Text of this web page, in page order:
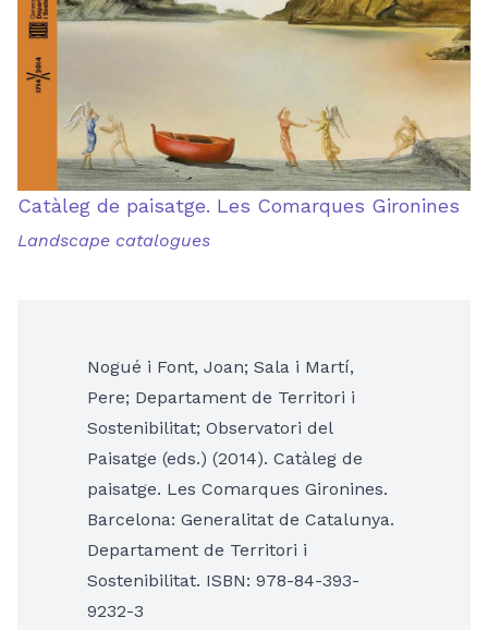
Catàleg de paisatge. Les Comarques Gironines
Landscape catalogues
Nogué i Font, Joan; Sala i Martí,
Pere; Departament de Territori i
Sostenibilitat; Observatori del
Paisatge (eds.) (2014). Catàleg de
paisatge. Les Comarques Gironines.
Barcelona: Generalitat de Catalunya.
Departament de Territori i
Sostenibilitat. ISBN: 978-84-393-
9232-3